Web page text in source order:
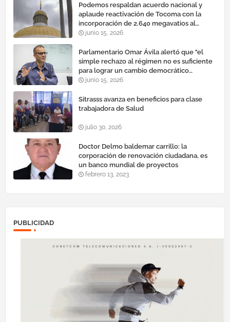
Podemos respaldan acuerdo nacional y
aplaude reactivación de Tocoma con la
incorporación de 2.640 megavatios al
sistema eléctrico nacional
junio 15, 2026
Parlamentario Omar Ávila alertó que "el
simple rechazo al régimen no es suficiente
para lograr un cambio democrático
efectivo"
junio 15, 2026
Sitrasss avanza en beneficios para clase
trabajadora de Salud
julio 30, 2026
Doctor Delmo baldemar carrillo: la
corporación de renovación ciudadana, es
un banco mundial de proyectos
febrero 13, 2023
PUBLICIDAD